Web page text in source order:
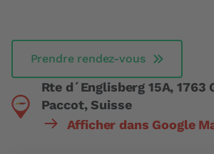
Prendre rendez-vous
Rte d´Englisberg 15A, 1763
Paccot, Suisse
Afficher dans Google